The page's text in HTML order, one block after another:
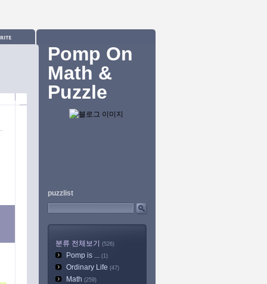
Pomp On
Math &
Puzzle
puzzlist
분류 전체보기 (526)
Pomp is ... (1)
Ordinary Life (47)
Math (259)